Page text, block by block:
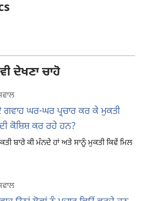
ਦੇਖਣਾ ਚਾਹੋ
ਗਵਾਹ ਘਰ-ਘਰ ਪ੍ਰਚਾਰ ਕਰ ਕੇ ਮੁਕਤੀ
ਕੋਸ਼ਿਸ਼ ਕਰ ਰਹੇ ਹਨ?
ਬਾਰੇ ਕੀ ਮੰਨਦੇ ਹਾਂ ਅਤੇ ਸਾਨੂੰ ਮੁਕਤੀ ਕਿਵੇਂ ਮਿਲ